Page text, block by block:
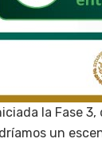
la Fase
un